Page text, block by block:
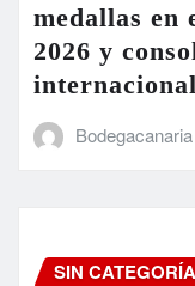
medallas en
2026 y
internacional
Bodegacanaria
SIN CATEGORÍA